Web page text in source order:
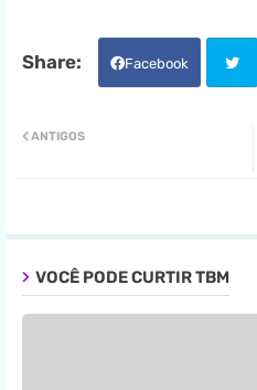
Facebook
ANTIGOS
VOCÊ PODE CURTIR TBM